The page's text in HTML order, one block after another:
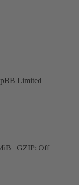
Limited
| GZIP: Off